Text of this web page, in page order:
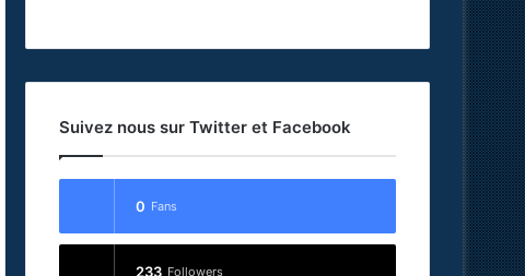
Suivez nous sur Twitter et Facebook
0 Fans
233 Followers